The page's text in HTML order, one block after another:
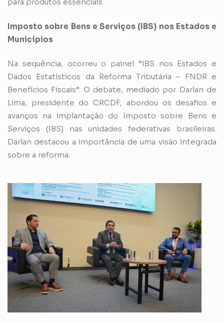
Imposto sobre Bens e Serviços (IBS) nos Estados e
Municípios
Na sequência, ocorreu o painel “IBS nos Estados e
Dados Estatísticos da Reforma Tributária – FNDR e
Benefícios Fiscais”. O debate, mediado por Darlan de
Lima, presidente do CRCDF, abordou os desafios e
avanços na implantação do Imposto sobre Bens e
Serviços (IBS) nas unidades federativas brasileiras.
Darlan destacou a importância de uma visão integrada
sobre a reforma.